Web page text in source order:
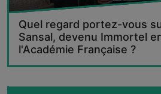
Quel regard portez-vous
Sansal, devenu Immortel
l'Académie Française ?